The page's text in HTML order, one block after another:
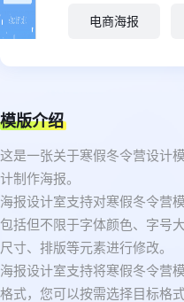
电商海报
模版介绍
这是一张关于寒假冬令营设计
计制作海报。
海报设计室支持对寒假冬令营
包括但不限于字体颜色、字号
尺寸、排版等元素进行修改。
海报设计室支持将寒假冬令营
格式，您可以按需选择目标格式